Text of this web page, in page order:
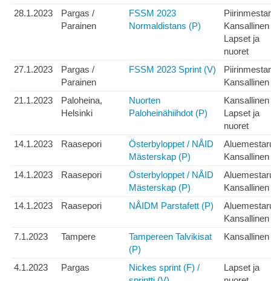
28.1.2023
Pargas /
Parainen
FSSM 2023
Normaldistans (P)
Kansallinen
Lapset ja
nuoret
27.1.2023
Pargas /
Parainen
FSSM 2023 Sprint (V)
Kansallinen
21.1.2023
Paloheina,
Helsinki
Nuorten
Paloheinähiihdot (P)
Kansallinen
Lapset ja
nuoret
14.1.2023
Raasepori
Österbyloppet / NÅID
Mästerskap (P)
Kansallinen
14.1.2023
Raasepori
Österbyloppet / NÅID
Mästerskap (P)
Kansallinen
14.1.2023
Raasepori NÅIDM Parstafett (P)
Kansallinen
7.1.2023
Tampere
Tampereen Talvikisat
(P)
Kansallinen
4.1.2023 Pargas
Nickes sprint (F) /
Lapset ja